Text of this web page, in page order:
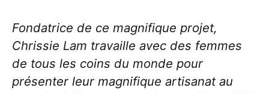
Fondatrice de ce magnifique projet,
Chrissie Lam travaille avec des femmes
de tous les coins du monde pour
présenter leur magnifique artisanat au